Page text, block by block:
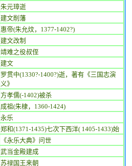
朱元璋逝
建文削藩
惠帝(朱允炆，1377-1402?)
建文改制
靖难之役叔侄
建文
罗贯中(1330?-1400?)逝，著有《三国志演
义》
方孝儒(-1402)被杀
成祖(朱棣，1360-1424)
永乐
郑和(1371-1435)七次下西洋( 1405-1433)始
《永乐大典》问世
武当金殿建成
苏禄国王来朝